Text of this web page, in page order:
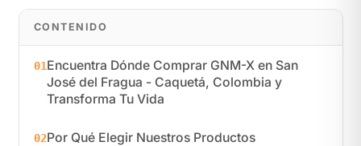
CONTENIDO
01Encuentra Dónde Comprar GNM-X en San
José del Fragua - Caquetá, Colombia y
Transforma Tu Vida
02Por Qué Elegir Nuestros Productos